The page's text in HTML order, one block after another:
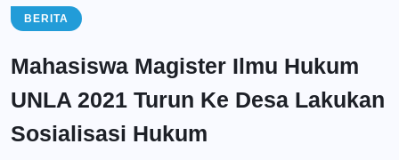
BERITA
Mahasiswa Magister Ilmu Hukum
UNLA 2021 Turun Ke Desa Lakukan
Sosialisasi Hukum